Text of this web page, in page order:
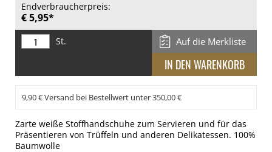
Endverbraucherpreis:
€ 5,95*
St. Auf die Merkliste
9,90 € Versand bei Bestellwert unter 350,00 €
Zarte weiße Stoffhandschuhe zum Servieren und für das
Präsentieren von Trüffeln und anderen Delikatessen. 100%
Baumwolle